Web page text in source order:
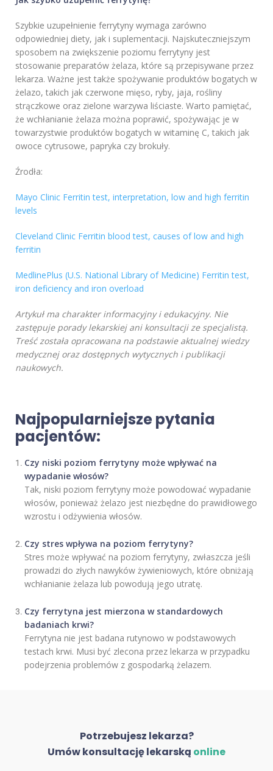
Szybkie uzupełnienie ferrytyny wymaga zarówno
odpowiedniej diety, jak i suplementacji. Najskuteczniejszym
sposobem na zwiększenie poziomu ferrytyny jest
stosowanie preparatów żelaza, które są przepisywane przez
lekarza. Ważne jest także spożywanie produktów bogatych w
żelazo, takich jak czerwone mięso, ryby, jaja, rośliny
strączkowe oraz zielone warzywa liściaste. Warto pamiętać,
że wchłanianie żelaza można poprawić, spożywając je w
towarzystwie produktów bogatych w witaminę C, takich jak
owoce cytrusowe, papryka czy brokuły.
Źrodła:
Mayo Clinic Ferritin test, interpretation, low and high ferritin
levels
Cleveland Clinic Ferritin blood test, causes of low and high
ferritin
MedlinePlus (U.S. National Library of Medicine) Ferritin test,
iron deficiency and iron overload
Artykuł ma charakter informacyjny i edukacyjny. Nie
zastępuje porady lekarskiej ani konsultacji ze specjalistą.
Treść została opracowana na podstawie aktualnej wiedzy
medycznej oraz dostępnych wytycznych i publikacji
naukowych.
Najpopularniejsze pytania
pacjentów:
Czy niski poziom ferrytyny może wpływać na
wypadanie włosów?
Tak, niski poziom ferrytyny może powodować wypadanie
włosów, ponieważ żelazo jest niezbędne do prawidłowego
wzrostu i odżywienia włosów.
Czy stres wpływa na poziom ferrytyny?
Stres może wpływać na poziom ferrytyny, zwłaszcza jeśli
prowadzi do złych nawyków żywieniowych, które obniżają
wchłanianie żelaza lub powodują jego utratę.
Czy ferrytyna jest mierzona w standardowych
badaniach krwi?
Ferrytyna nie jest badana rutynowo w podstawowych
testach krwi. Musi być zlecona przez lekarza w przypadku
podejrzenia problemów z gospodarką żelazem.
Potrzebujesz lekarza?
Umów konsultację lekarską online